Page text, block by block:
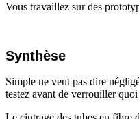
Vous travaillez sur des
Synthèse
Simple ne veut pas dire
testez avant de verrouiller